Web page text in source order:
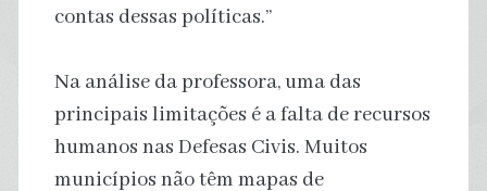
contas dessas políticas.”
Na análise da professora, uma das
principais limitações é a falta de recursos
humanos nas Defesas Civis. Muitos
municípios não têm mapas de